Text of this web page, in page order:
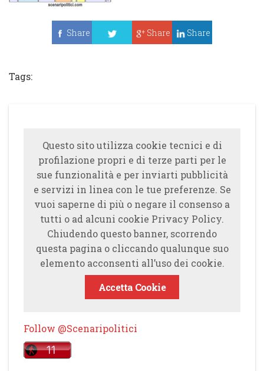
Share
Share Share
Tags:
Questo sito utilizza cookie tecnici e di
profilazione propri e di terze parti per le
sue funzionalità e per inviarti pubblicità
e servizi in linea con le tue preferenze. Se
vuoi saperne di più o negare il consenso a
tutti o ad alcuni cookie Privacy Policy.
Chiudendo questo banner, scorrendo
questa pagina o cliccando qualunque suo
elemento acconsenti all’uso dei cookie.
Accetta Cookie
Follow @Scenaripolitici